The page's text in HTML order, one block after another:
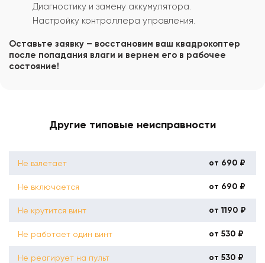
Диагностику и замену аккумулятора.
Настройку контроллера управления.
Оставьте заявку – восстановим ваш квадрокоптер
после попадания влаги и вернем его в рабочее
состояние!
Другие типовые неисправности
Не взлетает от 690 ₽
Не включается от 690 ₽
Не крутится винт от 1190 ₽
Не работает один винт от 530 ₽
Не реагирует на пульт от 530 ₽